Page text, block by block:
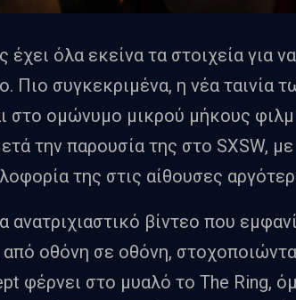
έχει όλα εκείνα τα στοιχεία για
Πιο συγκεκριμένα, η νέα ταινία
στο ομώνυμο μικρού μήκους φιλμ
την παρουσία της στο SXSW,
της στις αίθουσες
ανατριχιαστικό βίντεο που
από οθόνη σε οθόνη,
φέρνει στο μυαλό το The Ring,